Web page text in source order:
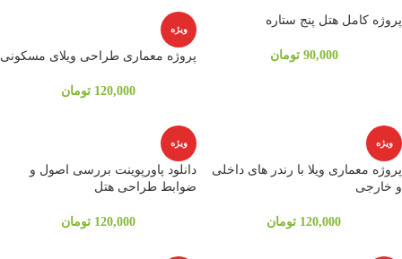
پروژه کامل هتل پنج ستاره
90,000 تومان
ویژه
پروژه معماری طراحی ویلای مسکونی
120,000 تومان
ویژه
پروژه معماری ویلا با رندر های داخلی
و خارجی
120,000 تومان
ویژه
دانلود پاورپوینت بررسی اصول و
ضوابط طراحی هتل
120,000 تومان